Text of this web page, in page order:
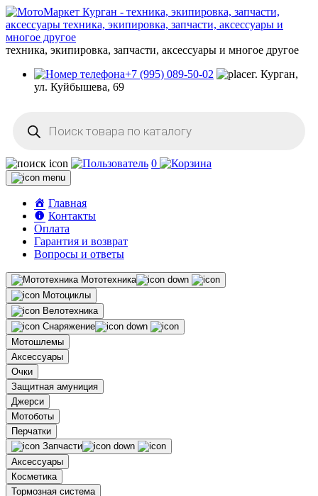
техника, экипировка, запчасти, аксессуары и многое другое
+7 (995) 089-50-02
г. Курган,
ул. Куйбышева, 69
товаров
0
Главная
Контакты
Оплата
Гарантия и возврат
Вопросы и ответы
Мототехника
Мотоциклы
Велотехника
Снаряжение
Мотошлемы
Аксессуары
Очки
Защитная амуниция
Джерси
Мотоботы
Перчатки
Запчасти
Аксессуары
Косметика
Тормозная система